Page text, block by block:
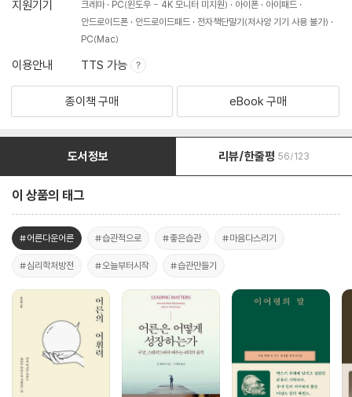
지원기기
크레마 PC(윈도우 - 4K 모니터 미지원) 아이폰
아이패드
안드로이드폰
안드로이드패드
전자책단말기(저사양 기기 사용 불가)
PC(Mac)
이용안내 TTS 가능
종이책 구매 eBook 구매
도서정보 리뷰/한줄평 56/123
이 상품의 태그
#어른다운어른 #습관적으로 #좋은습관 #마음다스리기
#심리학처방전 #오늘부터시작 #습관만들기